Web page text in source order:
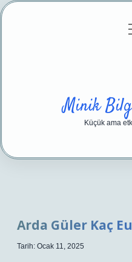
Gizlilik
Minik
Küçük ama
Arda Güler Kaç
Tarih: Ocak 11, 2025